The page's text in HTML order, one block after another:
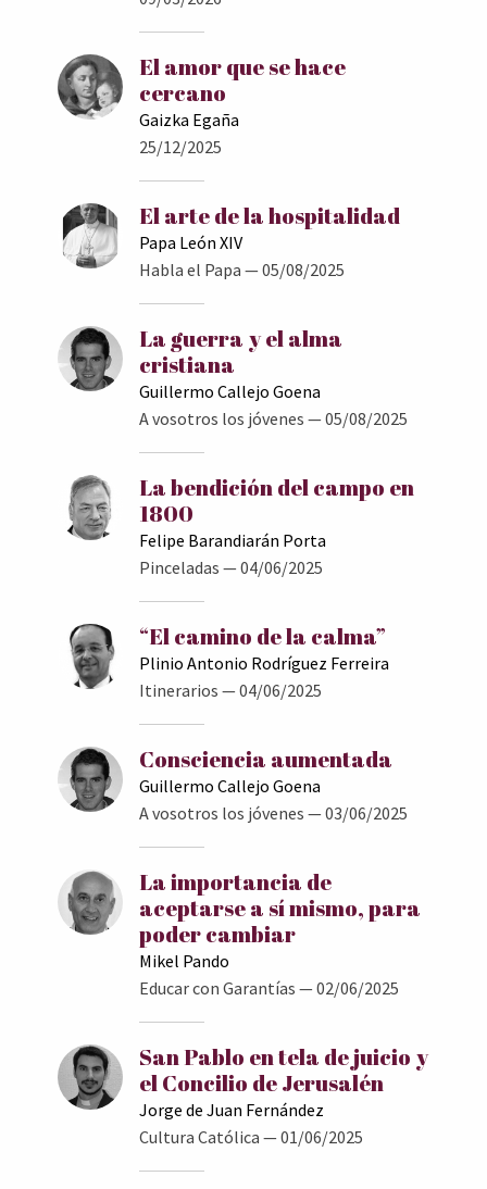
El amor que se hace
cercano
Gaizka Egaña
25/12/2025
El arte de la hospitalidad
Papa León XIV
Habla el Papa — 05/08/2025
La guerra y el alma
cristiana
Guillermo Callejo Goena
A vosotros los jóvenes — 05/08/2025
La bendición del campo en
1800
Felipe Barandiarán Porta
Pinceladas — 04/06/2025
“El camino de la calma”
Plinio Antonio Rodríguez Ferreira
Itinerarios — 04/06/2025
Consciencia aumentada
Guillermo Callejo Goena
A vosotros los jóvenes — 03/06/2025
La importancia de
aceptarse a sí mismo, para
poder cambiar
Mikel Pando
Educar con Garantías — 02/06/2025
San Pablo en tela de juicio y
el Concilio de Jerusalén
Jorge de Juan Fernández
Cultura Católica — 01/06/2025